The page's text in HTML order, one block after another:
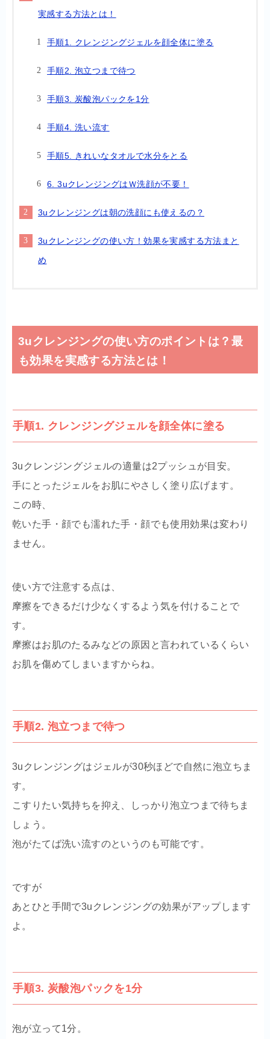
実感する方法とは！
手順1. クレンジングジェルを顔全体に塗る
手順2. 泡立つまで待つ
手順3. 炭酸泡パックを1分
手順4. 洗い流す
手順5. きれいなタオルで水分をとる
6. 3uクレンジングはＷ洗顔が不要！
3uクレンジングは朝の洗顔にも使えるの？
3uクレンジングの使い方！効果を実感する方法まと
め
3uクレンジングの使い方のポイントは？最
も効果を実感する方法とは！
手順1. クレンジングジェルを顔全体に塗る
3uクレンジングジェルの適量は2プッシュが目安。
手にとったジェルをお肌にやさしく塗り広げます。
この時、
乾いた手・顔でも濡れた手・顔でも使用効果は変わり
ません。
使い方で注意する点は、
摩擦をできるだけ少なくするよう気を付けることで
す。
摩擦はお肌のたるみなどの原因と言われているくらい
お肌を傷めてしまいますからね。
手順2. 泡立つまで待つ
3uクレンジングはジェルが30秒ほどで自然に泡立ちま
す。
こすりたい気持ちを抑え、しっかり泡立つまで待ちま
しょう。
泡がたてば洗い流すのというのも可能です。
ですが
あとひと手間で3uクレンジングの効果がアップします
よ。
手順3. 炭酸泡パックを1分
泡が立って1分。